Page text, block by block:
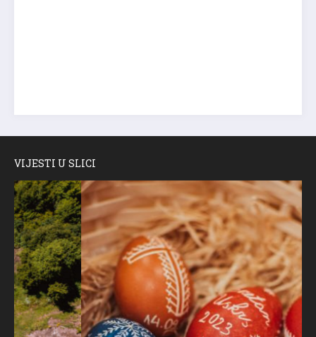
VIJESTI U SLICI